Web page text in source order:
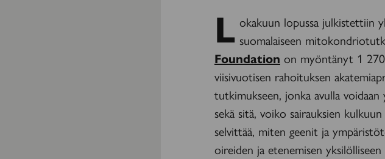
L okakuun lopussa julkistettiin
suomalaiseen
Foundation on myöntänyt 1
viisivuotisen rahoituksen
tutkimukseen, jonka avulla
sekä sitä, voiko sairauksien
selvittää, miten geenit ja
oireiden ja etenemisen